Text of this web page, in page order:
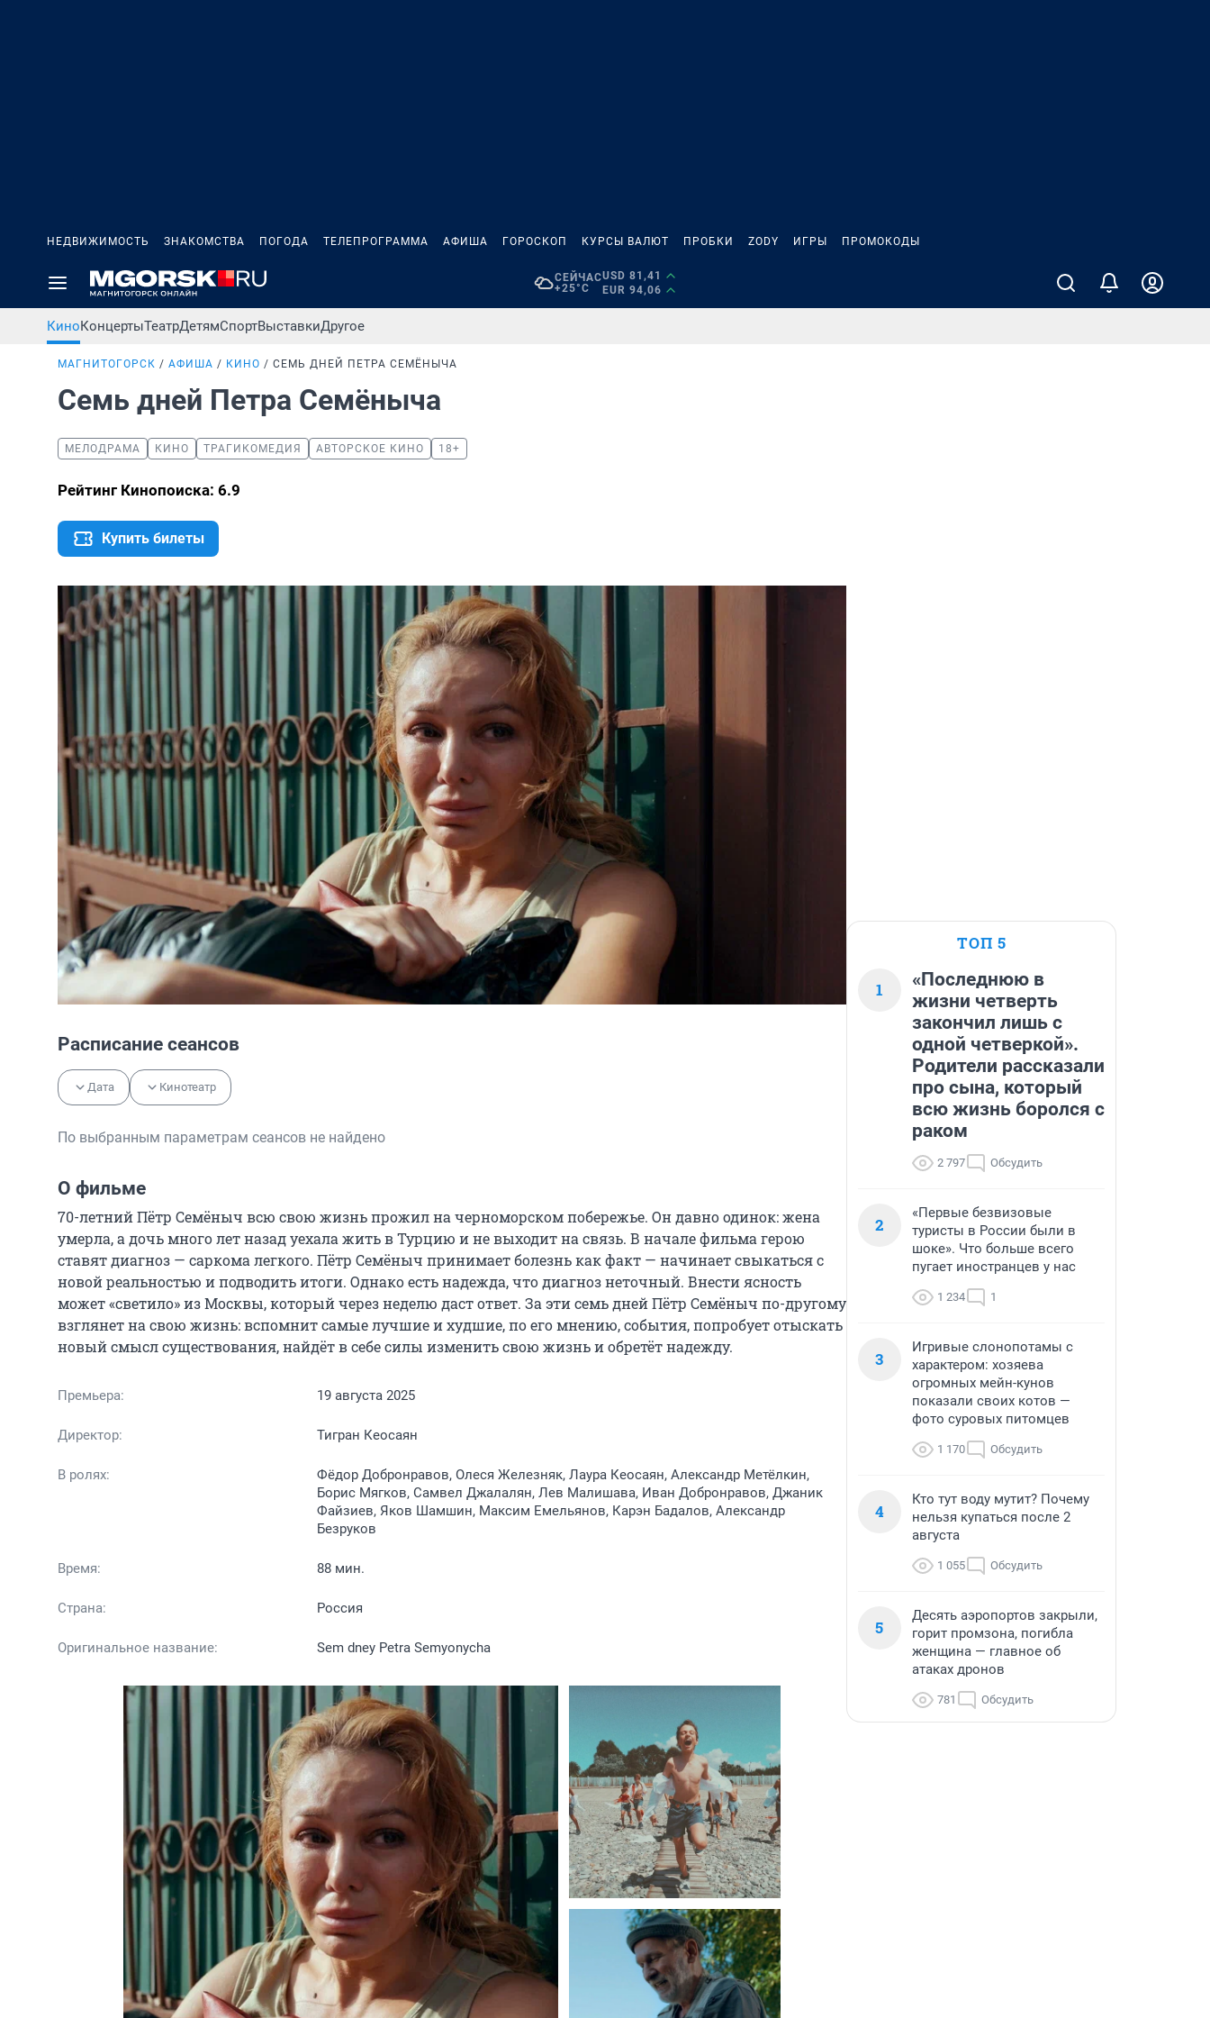
НЕДВИЖИМОСТЬ ЗНАКОМСТВА ПОГОДА ТЕЛЕПРОГРАММА АФИША ГОРОСКОП КУРСЫ ВАЛЮТ ПРОБКИ ZODY ИГРЫ ПРОМОКОДЫ
СЕЙЧАС
+25°C
USD 81,41
EUR 94,06
КиноКонцертыТеатрДетямСпортВыставкиДругое
МАГНИТОГОРСК АФИША КИНО СЕМЬ ДНЕЙ ПЕТРА СЕМЁНЫЧА
Семь дней Петра Семёныча
МЕЛОДРАМА КИНО ТРАГИКОМЕДИЯ АВТОРСКОЕ КИНО 18+
Рейтинг Кинопоиска: 6.9
Купить билеты
Расписание сеансов
Дата Кинотеатр
По выбранным параметрам сеансов не найдено
О фильме
70-летний Пётр Семёныч всю свою жизнь прожил на черноморском побережье. Он давно одинок: жена
умерла, а дочь много лет назад уехала жить в Турцию и не выходит на связь. В начале фильма герою
ставят диагноз — саркома легкого. Пётр Семёныч принимает болезнь как факт — начинает свыкаться с
новой реальностью и подводить итоги. Однако есть надежда, что диагноз неточный. Внести ясность
может «светило» из Москвы, который через неделю даст ответ. За эти семь дней Пётр Семёныч по-другому
взглянет на свою жизнь: вспомнит самые лучшие и худшие, по его мнению, события, попробует отыскать
новый смысл существования, найдёт в себе силы изменить свою жизнь и обретёт надежду.
Премьера: 19 августа 2025
Директор: Тигран Кеосаян
В ролях:
Фёдор Добронравов, Олеся Железняк, Лаура Кеосаян, Александр Метёлкин,
Борис Мягков, Самвел Джалалян, Лев Малишава, Иван Добронравов, Джаник
Файзиев, Яков Шамшин, Максим Емельянов, Карэн Бадалов, Александр
Безруков
Время: 88 мин.
Страна: Россия
Оригинальное название: Sem dney Petra Semyonycha
ТОП 5
1
«Последнюю в
жизни четверть
закончил лишь с
одной четверкой».
Родители рассказали
про сына, который
всю жизнь боролся с
раком
2 797 Обсудить
2
«Первые безвизовые
туристы в России были в
шоке». Что больше всего
пугает иностранцев у нас
1 234 1
3
Игривые слонопотамы с
характером: хозяева
огромных мейн-кунов
показали своих котов —
фото суровых питомцев
1 170 Обсудить
4
Кто тут воду мутит? Почему
нельзя купаться после 2
августа
1 055 Обсудить
5
Десять аэропортов закрыли,
горит промзона, погибла
женщина — главное об
атаках дронов
781 Обсудить